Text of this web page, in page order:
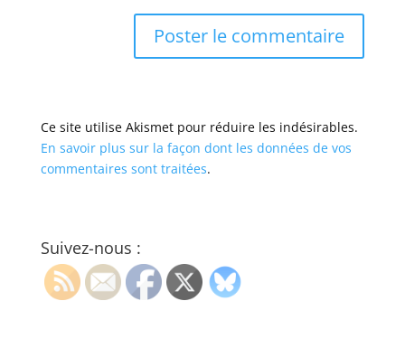
Ce site utilise Akismet pour réduire les indésirables.
En savoir plus sur la façon dont les données de vos
commentaires sont traitées.
Suivez-nous :